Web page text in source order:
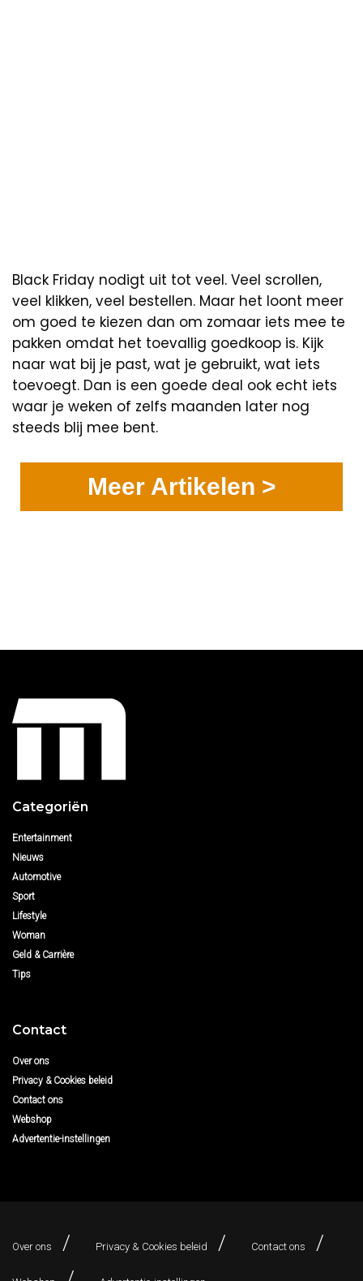
Black Friday nodigt uit tot veel. Veel scrollen,
veel klikken, veel bestellen. Maar het loont meer
om goed te kiezen dan om zomaar iets mee te
pakken omdat het toevallig goedkoop is. Kijk
naar wat bij je past, wat je gebruikt, wat iets
toevoegt. Dan is een goede deal ook echt iets
waar je weken of zelfs maanden later nog
steeds blij mee bent.
Meer Artikelen >
Categoriën
Entertainment
Nieuws
Automotive
Sport
Lifestyle
Woman
Geld & Carrière
Tips
Contact
Over ons
Privacy & Cookies beleid
Contact ons
Webshop
Advertentie-instellingen
Over ons Privacy & Cookies beleid Contact ons